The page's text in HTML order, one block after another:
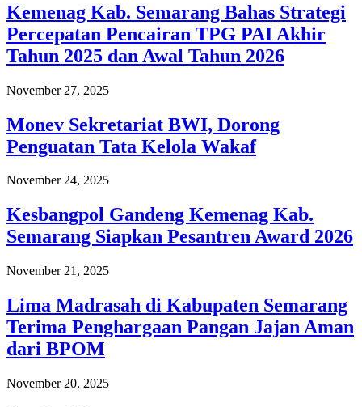
Kemenag Kab. Semarang Bahas Strategi
Percepatan Pencairan TPG PAI Akhir
Tahun 2025 dan Awal Tahun 2026
November 27, 2025
Monev Sekretariat BWI, Dorong
Penguatan Tata Kelola Wakaf
November 24, 2025
Kesbangpol Gandeng Kemenag Kab.
Semarang Siapkan Pesantren Award 2026
November 21, 2025
Lima Madrasah di Kabupaten Semarang
Terima Penghargaan Pangan Jajan Aman
dari BPOM
November 20, 2025